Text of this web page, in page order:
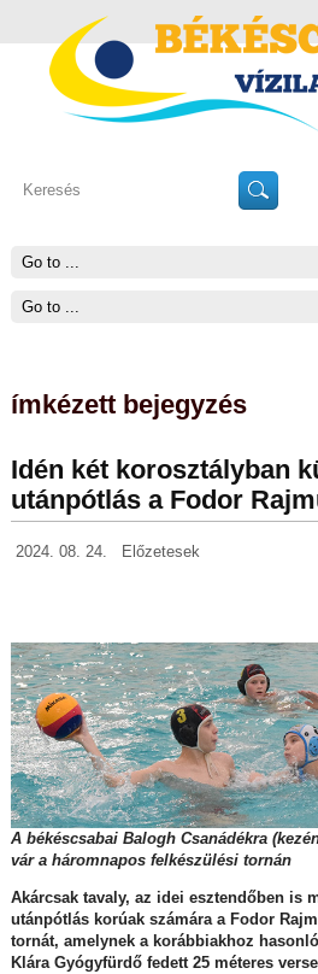
ímkézett bejegyzés
Idén két korosztályban
utánpótlás a Fodor
2024. 08. 24. Előzetesek
A békéscsabai Balogh Csanádékra
vár a háromnapos felkészülési tornán
Akárcsak tavaly, az idei esztendőben is
utánpótlás korúak számára a Fodor
tornát, amelynek a korábbiakhoz
Klára Gyógyfürdő fedett 25 méteres